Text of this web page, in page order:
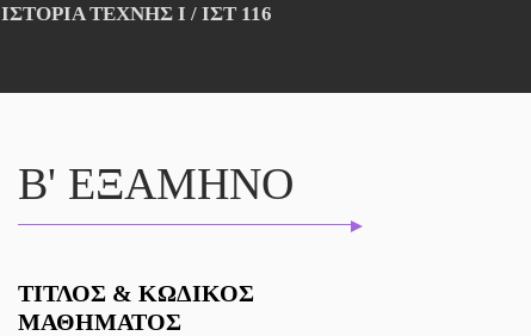
ΙΣΤΟΡΙΑ ΤΕΧΝΗΣ Ι / ΙΣΤ 116
Β' ΕΞΑΜΗΝΟ
ΤΙΤΛΟΣ & ΚΩΔΙΚΟΣ
ΜΑΘΗΜΑΤΟΣ